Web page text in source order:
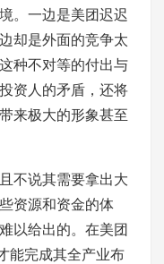
。一边是美团迟迟
却是外面的竞争太
种不对等的付出与
资人的矛盾，还将
来极大的形象甚至
不说其需要拿出大
资源和资金的体
以给出的。在美团
能完成其全产业布